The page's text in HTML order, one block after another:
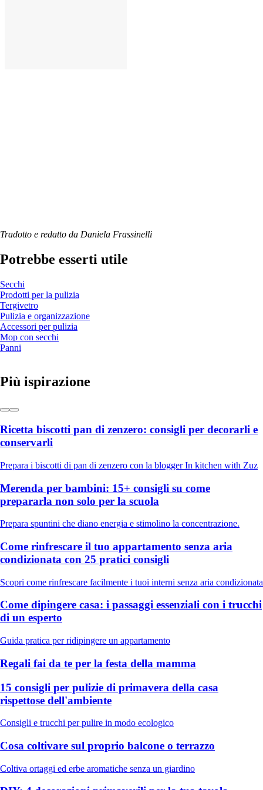
Tradotto e redatto da Daniela Frassinelli
Potrebbe esserti utile
Secchi
Prodotti per la pulizia
Tergivetro
Pulizia e organizzazione
Accessori per pulizia
Mop con secchi
Panni
Più ispirazione
Ricetta biscotti pan di zenzero: consigli per decorarli e
conservarli
Prepara i biscotti di pan di zenzero con la blogger In kitchen with Zuz
Merenda per bambini: 15+ consigli su come
prepararla non solo per la scuola
Prepara spuntini che diano energia e stimolino la concentrazione.
Come rinfrescare il tuo appartamento senza aria
condizionata con 25 pratici consigli
Scopri come rinfrescare facilmente i tuoi interni senza aria condizionata
Come dipingere casa: i passaggi essenziali con i trucchi
di un esperto
Guida pratica per ridipingere un appartamento
Regali fai da te per la festa della mamma
15 consigli per pulizie di primavera della casa
rispettose dell'ambiente
Consigli e trucchi per pulire in modo ecologico
Cosa coltivare sul proprio balcone o terrazzo
Coltiva ortaggi ed erbe aromatiche senza un giardino